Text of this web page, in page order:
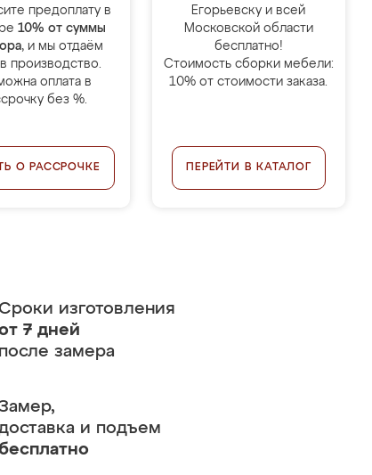
предоплату в
10% от суммы
, и мы отдаём
в производство.
оплата в
без %.
О РАССРОЧКЕ
Егорьевску и всей
Московской области
бесплатно!
Стоимость сборки мебели:
10% от стоимости заказа.
ПЕРЕЙТИ В КАТАЛОГ
изготовления
7 дней
после замера
Замер,
и подъем